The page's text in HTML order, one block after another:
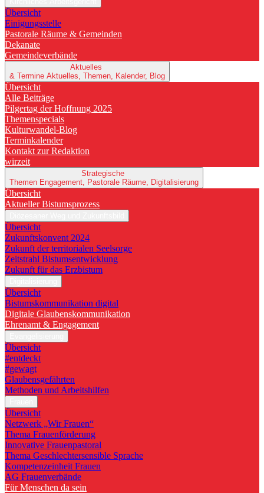
Übersicht
Einigungsstelle
Pastorale Räume & Gemeinden
Dekanate
Gemeindeverbände
Aktuelles
& Termine Aktuelles, Themen, Kalender, Blog
Übersicht
Alle Beiträge
Pilgertag der Hoffnung 2025
Themenspecials
Kulturwandel-Blog
Terminkalender
Kontakt zur Redaktion
wirzeit
Strategische
Themen Engagement, Pastorale Räume, Digitalisierung
Übersicht
Aktueller Bistumsprozess
Übersicht
Zukunftskonvent 2024
Zukunft der territorialen Seelsorge
Zeitstrahl Bistumsentwicklung
Zukunft für das Erzbistum
Übersicht
Bistumskommunikation digital
Digitale Glaubenskommunikation
Ehrenamt & Engagement
Übersicht
#entdeckt
#gewagt
Glaubensgefährten
Methoden und Arbeitshilfen
Übersicht
Netzwerk „Wir Frauen“
Thema Frauenförderung
Innovative Frauenpastoral
Thema Geschlechtersensible Sprache
Kompetenzeinheit Frauen
AG Frauenverbände
Für Menschen da sein